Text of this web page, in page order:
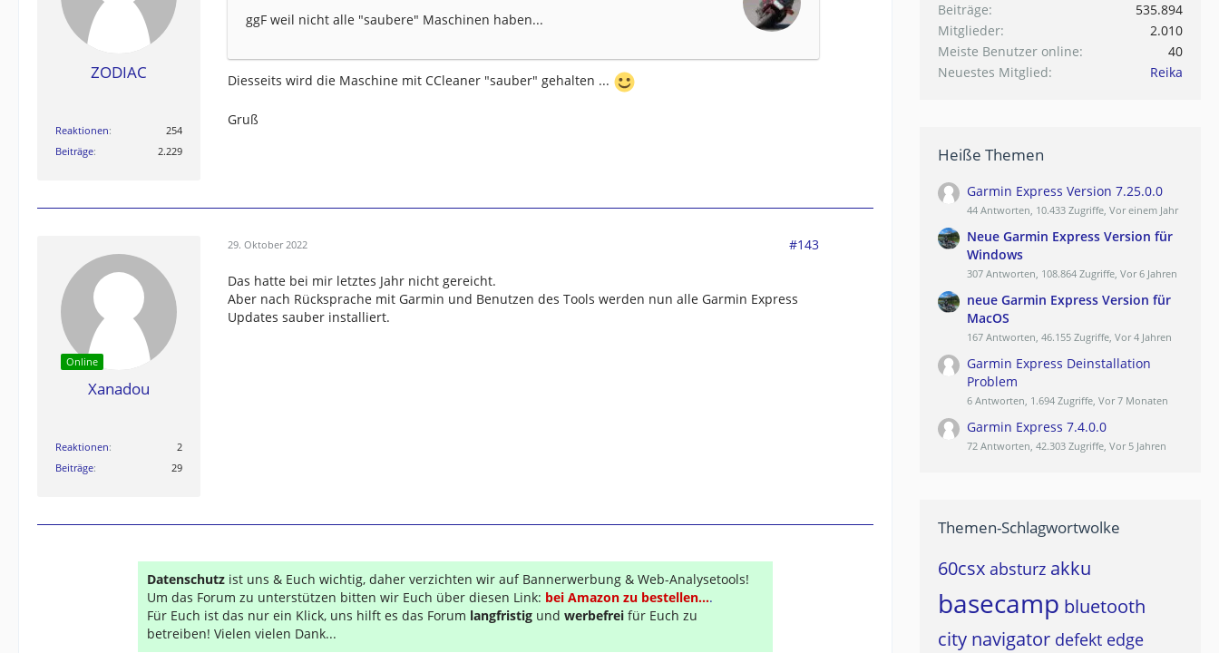
ZODIAC
Reaktionen
254
Beiträge
2.229
ggF weil nicht alle "saubere" Maschinen haben...
Diesseits wird die Maschine mit CCleaner "sauber" gehalten ...
Gruß
Online
Xanadou
Reaktionen
2
Beiträge
29
29. Oktober 2022 #143
Das hatte bei mir letztes Jahr nicht gereicht.
Aber nach Rücksprache mit Garmin und Benutzen des Tools werden nun alle Garmin Express
Updates sauber installiert.
Datenschutz ist uns & Euch wichtig, daher verzichten wir auf Bannerwerbung & Web-Analysetools!
Um das Forum zu unterstützen bitten wir Euch über diesen Link: bei Amazon zu bestellen....
Für Euch ist das nur ein Klick, uns hilft es das Forum langfristig und werbefrei für Euch zu
betreiben! Vielen vielen Dank...
Beiträge
535.894
Mitglieder
2.010
Meiste Benutzer online
40
Neuestes Mitglied
Reika
Heiße Themen
Garmin Express Version 7.25.0.0
44 Antworten, 10.433 Zugriffe, Vor einem Jahr
Neue Garmin Express Version für
Windows
307 Antworten, 108.864 Zugriffe, Vor 6 Jahren
neue Garmin Express Version für
MacOS
167 Antworten, 46.155 Zugriffe, Vor 4 Jahren
Garmin Express Deinstallation
Problem
6 Antworten, 1.694 Zugriffe, Vor 7 Monaten
Garmin Express 7.4.0.0
72 Antworten, 42.303 Zugriffe, Vor 5 Jahren
Themen-Schlagwortwolke
60csx absturz akku
basecamp bluetooth
city navigator defekt edge